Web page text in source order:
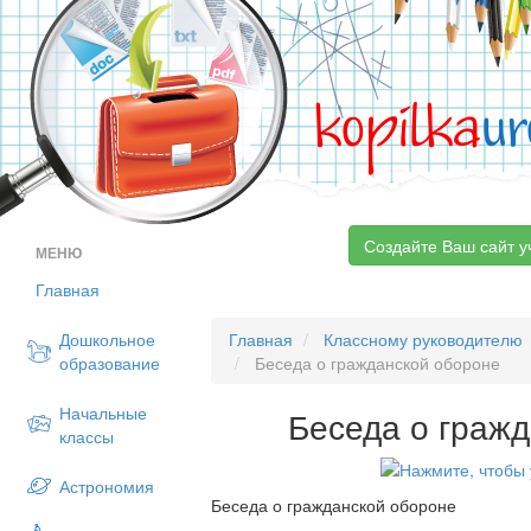
kopilka
МЕНЮ
Главная
Дошкольное
образование
Начальные
классы
Астрономия
Создайте Ваш сайт
Главная
Классному руководителю
Беседа о гражданской обороне
Беседа о
Беседа о гражданской обороне